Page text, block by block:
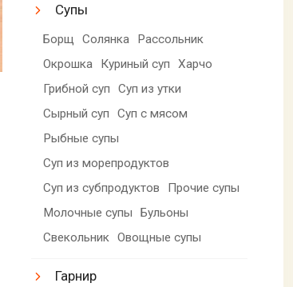
Супы
Борщ Солянка
Рассольник
Окрошка
Куриный суп
Харчо
Грибной суп
Суп из утки
Сырный суп
Суп с мясом
Рыбные супы
Суп из морепродуктов
Суп из субпродуктов
Прочие супы
Молочные супы
Бульоны
Свекольник Овощные супы
Гарнир